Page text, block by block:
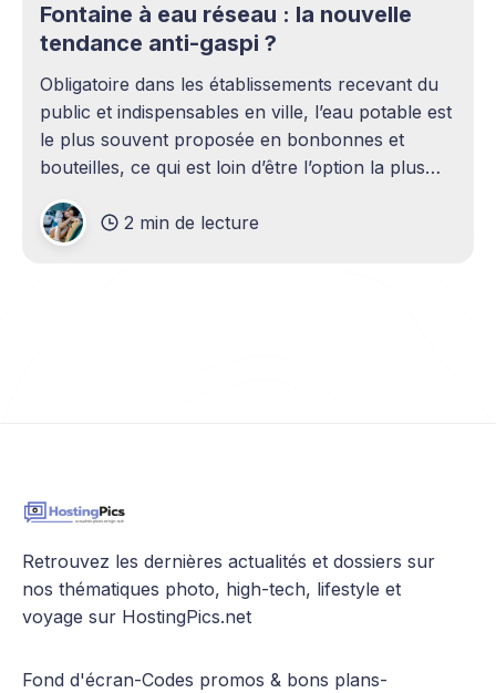
Fontaine à eau réseau : la nouvelle
tendance anti-gaspi ?
Obligatoire dans les établissements recevant du
public et indispensables en ville, l’eau potable est
le plus souvent proposée en bonbonnes et
bouteilles, ce qui est loin d’être l’option la plus
d’excellentes alternatives, chacune permettant
l’économie annuelle de 50 000 bouteilles.
2 min de lecture
Retrouvez les dernières actualités et dossiers sur
nos thématiques photo, high-tech, lifestyle et
voyage sur HostingPics.net
Fond d'écran-Codes promos & bons plans-